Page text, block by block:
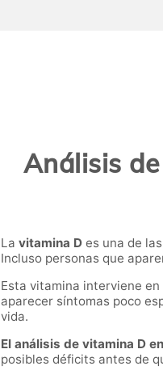
Análisis
La vitamina D es una de
Incluso personas que
Esta vitamina interviene
aparecer síntomas poco
vida.
El análisis de vitamina D
posibles déficits antes de